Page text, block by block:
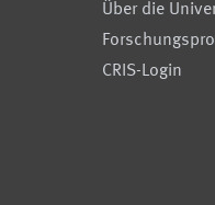
Über die
CRIS-Login